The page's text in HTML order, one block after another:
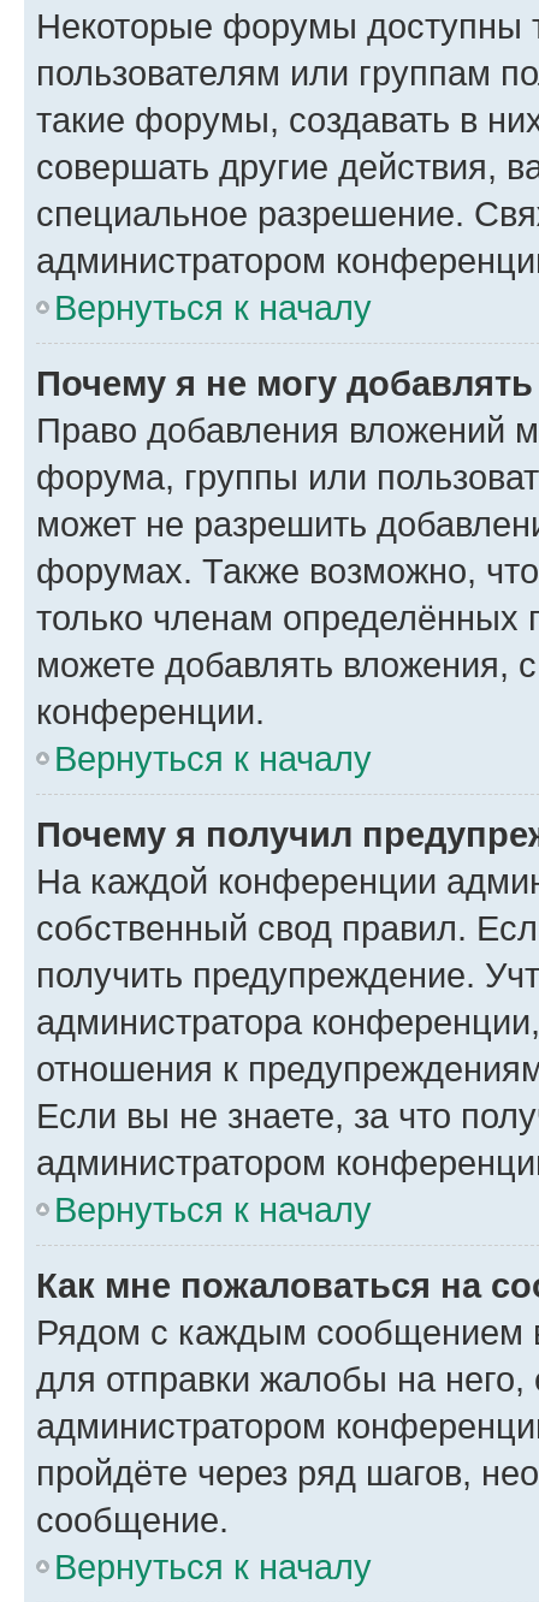
Некоторые форумы доступны
пользователям или группам
такие форумы, создавать в
совершать другие действия,
специальное разрешение.
администратором
Вернуться к началу
Почему я не могу
Право добавления вложений
форума, группы или
может не разрешить
форумах. Также возможно,
только членам определённых
можете добавлять вложения,
конференции.
Вернуться к началу
Почему я получил
На каждой конференции
собственный свод правил.
получить предупреждение.
администратора
отношения к
Если вы не знаете, за что
администратором
Вернуться к началу
Как мне пожаловаться на
Рядом с каждым сообщением
для отправки жалобы на
администратором
пройдёте через ряд шагов,
сообщение.
Вернуться к началу